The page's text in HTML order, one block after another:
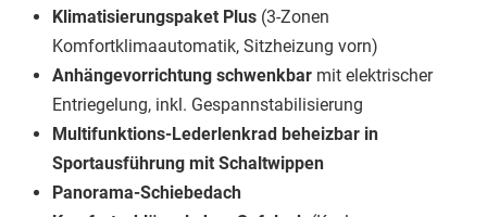
Klimatisierungspaket Plus (3-Zonen
Komfortklimaautomatik, Sitzheizung vorn)
Anhängevorrichtung schwenkbar mit elektrischer
Entriegelung, inkl. Gespannstabilisierung
Multifunktions-Lederlenkrad beheizbar in
Sportausführung mit Schaltwippen
Panorama-Schiebedach